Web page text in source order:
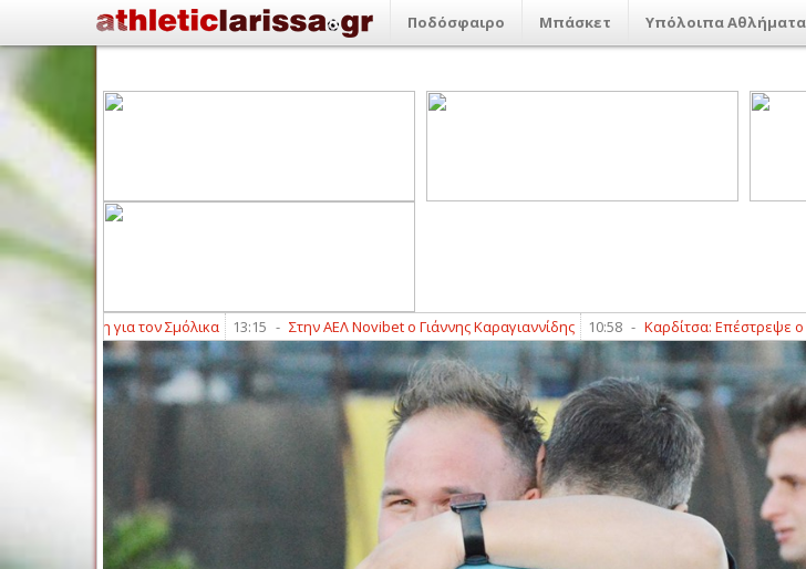
Ποδόσφαιρο Μπάσκετ Υπόλοιπα Αθλήματα
για τον Σμόλικα 13:15 - Στην ΑΕΛ Novibet ο Γιάννης Καραγιαννίδης 10:58 - Καρδίτσα: Επέστρεψε ο Οκόρο